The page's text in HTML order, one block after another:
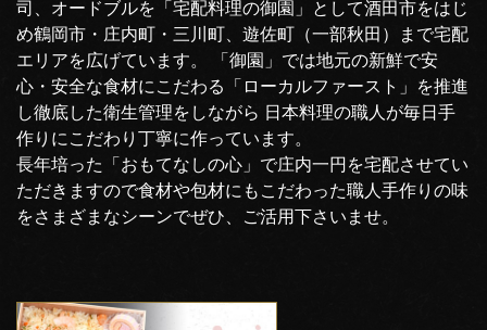
司、オードブルを「宅配料理の御園」として酒田市をはじ
め鶴岡市・庄内町・三川町、遊佐町（一部秋田）まで宅配
エリアを広げています。 「御園」では地元の新鮮で安
心・安全な食材にこだわる「ローカルファースト」を推進
し徹底した衛生管理をしながら 日本料理の職人が毎日手
作りにこだわり丁寧に作っています。
長年培った「おもてなしの心」で庄内一円を宅配させてい
ただきますので食材や包材にもこだわった職人手作りの味
をさまざまなシーンでぜひ、ご活用下さいませ。